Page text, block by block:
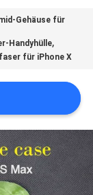
Gehäuse für
Handyhülle,
für iPhone X